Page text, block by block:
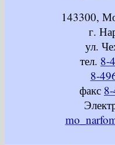
143300,
г.
ул.
тел. 8-
8-
факс